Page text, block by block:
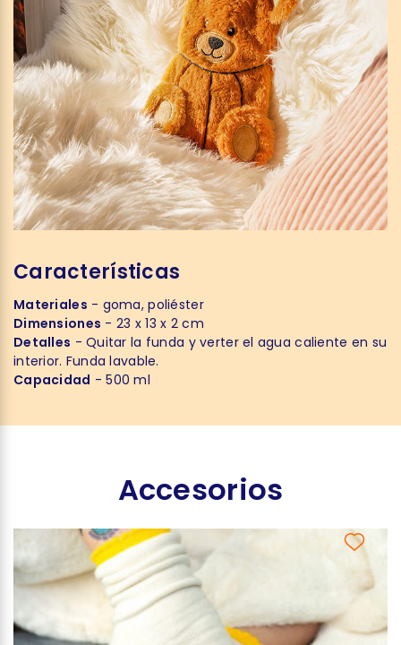
Características
Materiales - goma, poliéster
Dimensiones - 23 x 13 x 2 cm
Detalles - Quitar la funda y verter el agua caliente en su
interior. Funda lavable.
Capacidad - 500 ml
Accesorios